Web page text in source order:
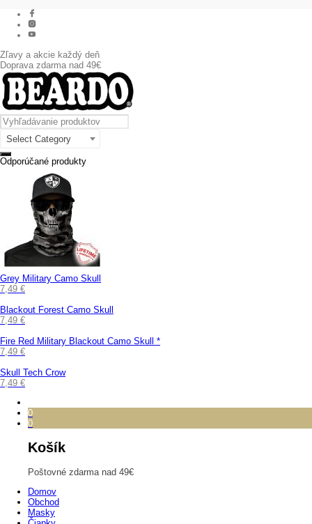
Zľavy a akcie každý deň
Doprava zdarma nad 49€
Select Category
Odporúčané produkty
Grey Military Camo Skull
7,49 €
Blackout Forest Camo Skull
7,49 €
Fire Red Military Blackout Camo Skull *
7,49 €
Skull Tech Crow
7,49 €
0
0
Košík
Poštovné zdarma nad 49€
Domov
Obchod
Masky